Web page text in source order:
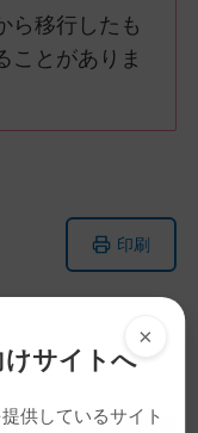
ら移行したも
ことがありま
印刷
神大祭
×
けサイトへ
供しているサイト